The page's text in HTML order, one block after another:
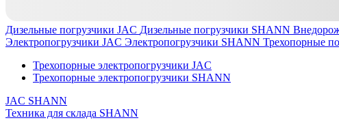
Дизельные погрузчики JAC Дизельные погрузчики SHANN
Электропогрузчики JAC Электропогрузчики SHANN Трехопорные
Трехопорные электропогрузчики JAC
Трехопорные электропогрузчики SHANN
JAC SHANN
Техника для склада SHANN